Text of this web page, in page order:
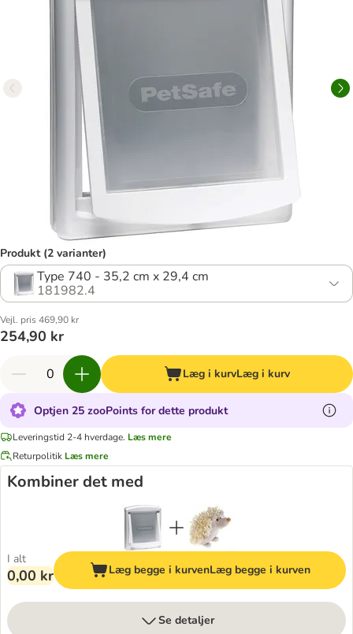
Produkt (2 varianter)
Type 740 - 35,2 cm x 29,4 cm
181982.4
Vejl. pris 469,90 kr
254,90 kr
Læg i kurvLæg i kurv
Optjen 25 zooPoints for dette produkt
Leveringstid 2-4 hverdage. Læs mere
Returpolitik Læs mere
Kombiner det med
I alt
0,00 kr Læg begge i kurvenLæg begge i kurven
Se detaljer